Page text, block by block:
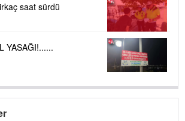
saat sürdü
YASAĞI!......